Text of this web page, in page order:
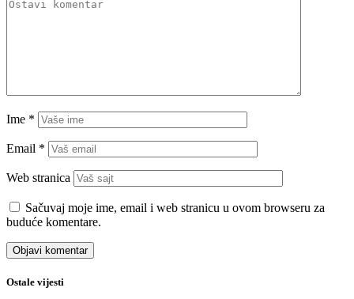
Ime *
Email *
Web stranica
Sačuvaj moje ime, email i web stranicu u ovom browseru za
buduće komentare.
Ostale vijesti